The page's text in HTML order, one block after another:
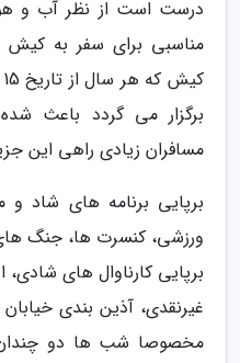
درست است از نظر آب و
مناسبی برای سفر به کیش
برگزار می گردد باعث
مسافران زیادی راهی این
برپایی برنامه های شاد و
ورزشی، کنسرت ها، جنگ
برپایی کارناوال های
غیرنقدی، آذین بندی
مخصوصا شب ها دو